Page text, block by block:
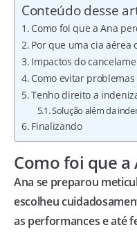
Conteúdo desse
Como foi que a Ana
Por que uma cia aérea
Impactos do
Como evitar
Tenho direito a
Solução além da
Finalizando
Como foi que a
Ana se preparou
escolheu
as performances e até